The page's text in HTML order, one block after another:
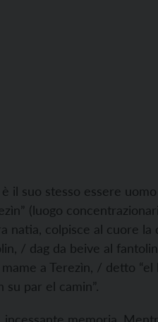
il suo stesso essere
(luogo
natia, colpisce al cuore la
/ dag da beive al
a Terezìn, / detto “el
par el camin”.